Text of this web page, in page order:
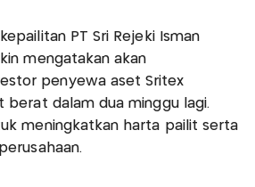
PT Sri Rejeki Isman
mengatakan akan
penyewa aset Sritex
berat dalam dua minggu lagi.
meningkatkan harta pailit serta